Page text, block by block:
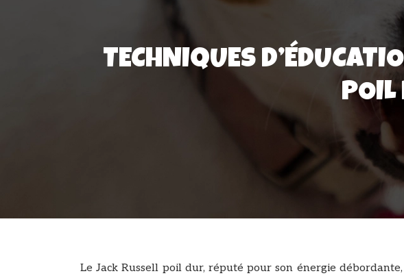
TECHNIQUES
POIL
Le Jack Russell poil dur, réputé pour son énergie